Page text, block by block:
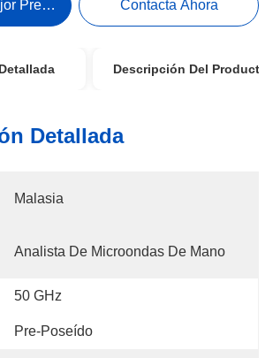
Precio Contacta Ahora
Descripción Del Producto
Detallada
Malasia
Analista De Microondas De Mano
50 GHz
Pre-Poseído